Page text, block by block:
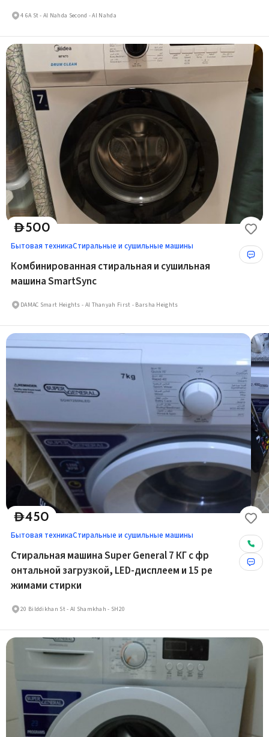
4 6A St - Al Nahda Second - Al Nahda
D500
Бытовая техникаСтиральные и сушильные машины
Комбинированная стиральная и сушильная
машина SmartSync
DAMAC Smart Heights - Al Thanyah First - Barsha Heights
D450
Бытовая техникаСтиральные и сушильные машины
Стиральная машина Super General 7 КГ с фр
онтальной загрузкой, LED-дисплеем и 15 ре
жимами стирки
20 Bilddikhan St - Al Shamkhah - SH20